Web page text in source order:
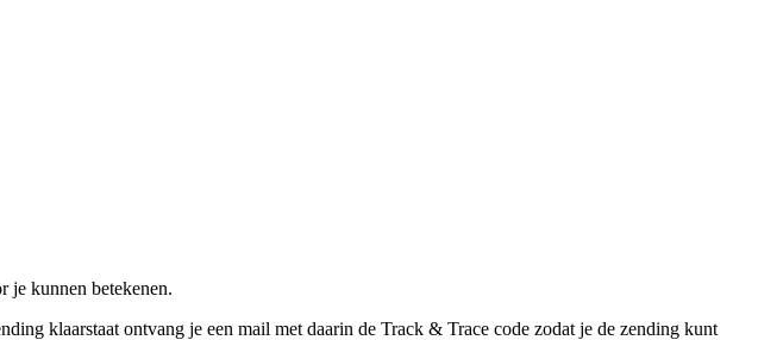
je kunnen betekenen.
klaarstaat ontvang je een mail met daarin de Track & Trace code zodat je de zending kunt